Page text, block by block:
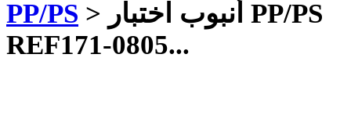
PP/PS >
REF171-0805...